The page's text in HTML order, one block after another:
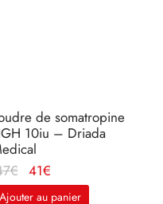
de somatropine
10iu – Driada
€ Le prix
d'origine
41€
prix
Ajouter au panier